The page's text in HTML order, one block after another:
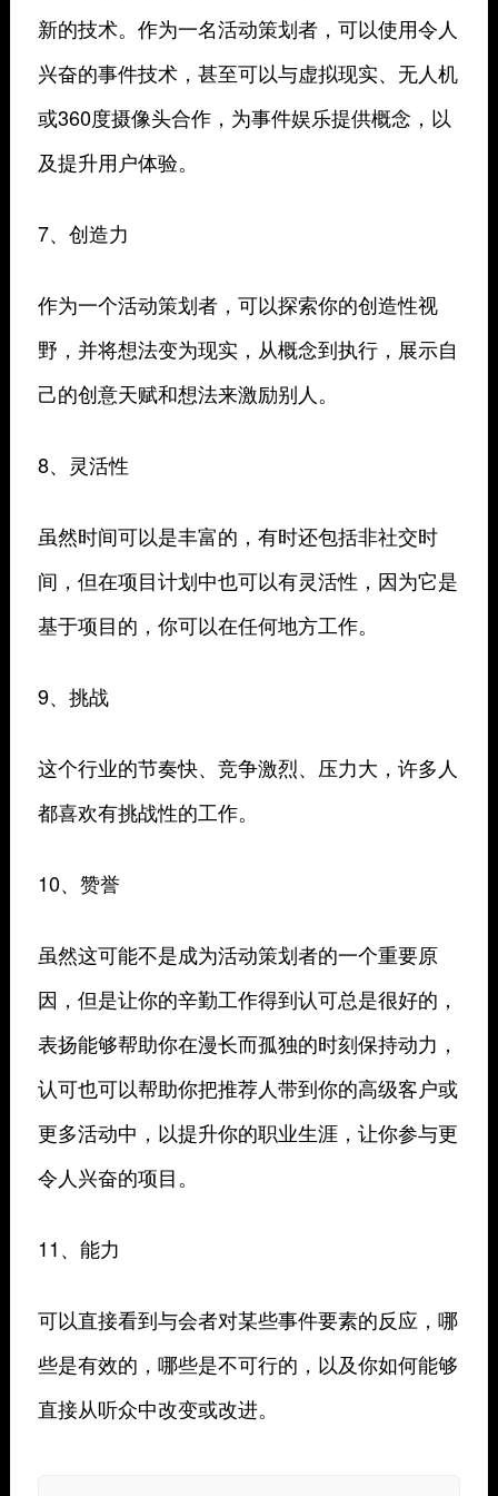
新的技术。作为一名活动策划者，可以使用令人
兴奋的事件技术，甚至可以与虚拟现实、无人机
或360度摄像头合作，为事件娱乐提供概念，以
及提升用户体验。
7、创造力
作为一个活动策划者，可以探索你的创造性视
野，并将想法变为现实，从概念到执行，展示自
己的创意天赋和想法来激励别人。
8、灵活性
虽然时间可以是丰富的，有时还包括非社交时
间，但在项目计划中也可以有灵活性，因为它是
基于项目的，你可以在任何地方工作。
9、挑战
这个行业的节奏快、竞争激烈、压力大，许多人
都喜欢有挑战性的工作。
10、赞誉
虽然这可能不是成为活动策划者的一个重要原
因，但是让你的辛勤工作得到认可总是很好的，
表扬能够帮助你在漫长而孤独的时刻保持动力，
认可也可以帮助你把推荐人带到你的高级客户或
更多活动中，以提升你的职业生涯，让你参与更
令人兴奋的项目。
11、能力
可以直接看到与会者对某些事件要素的反应，哪
些是有效的，哪些是不可行的，以及你如何能够
直接从听众中改变或改进。